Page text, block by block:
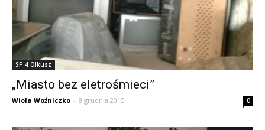
SP 4 Olkusz
„Miasto bez eletrośmieci”
Wiola Woźniczko - 8 grudnia 2015 0